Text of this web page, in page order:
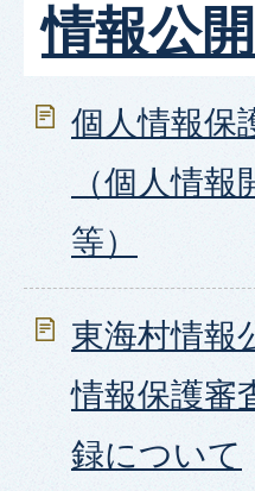
情報公
個人情報保
（個人情報
等）
東海村情報
情報保護審
録について